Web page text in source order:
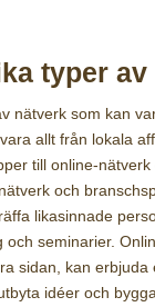
typer av
nätverk som kan
allt från lokala
till online-nätverk
och
likasinnade
och seminarier.
sidan, kan erbjuda
idéer och